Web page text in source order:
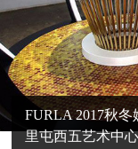
FURLA 2017秋冬
里屯西五艺术中